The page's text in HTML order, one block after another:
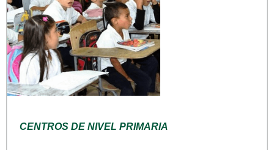
CENTROS DE NIVEL PRIMARIA